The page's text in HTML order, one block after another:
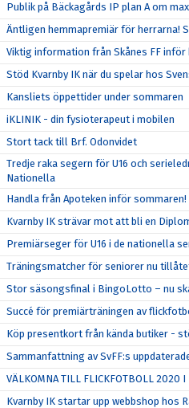
Publik på Bäckagårds IP plan A om
Äntligen hemmapremiär för herrarna!
Viktig information från Skånes FF
Stöd Kvarnby IK när du spelar hos
Kansliets öppettider under sommaren
iKLINIK - din fysioterapeut i mobilen
Stort tack till Brf. Odonvidet
Tredje raka segern för U16 och
Nationella
Handla från Apoteken inför sommaren!
Kvarnby IK strävar mot att bli en
Premiärseger för U16 i de nationella
Träningsmatcher för seniorer nu
Stor säsongsfinal i BingoLotto – nu
Succé för premiärträningen av
Köp presentkort från kända butiker -
Sammanfattning av SvFF:s
VÄLKOMNA TILL FLICKFOTBOLL 2020 I
Kvarnby IK startar upp webbshop hos